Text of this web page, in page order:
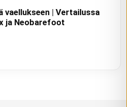
vaellukseen | Vertailussa
ja Neobarefoot